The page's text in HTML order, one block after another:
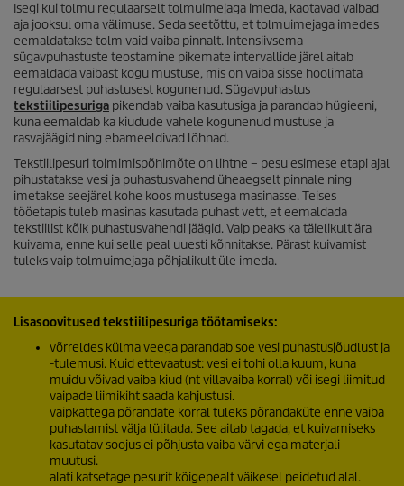
Isegi kui tolmu regulaarselt tolmuimejaga imeda, kaotavad vaibad
aja jooksul oma välimuse. Seda seetõttu, et tolmuimejaga imedes
eemaldatakse tolm vaid vaiba pinnalt. Intensiivsema
sügavpuhastuste teostamine pikemate intervallide järel aitab
eemaldada vaibast kogu mustuse, mis on vaiba sisse hoolimata
regulaarsest puhastusest kogunenud. Sügavpuhastus
tekstiilipesuriga pikendab vaiba kasutusiga ja parandab hügieeni,
kuna eemaldab ka kiudude vahele kogunenud mustuse ja
rasvajäägid ning ebameeldivad lõhnad.
Tekstiilipesuri toimimispõhimõte on lihtne – pesu esimese etapi ajal
pihustatakse vesi ja puhastusvahend üheaegselt pinnale ning
imetakse seejärel kohe koos mustusega masinasse. Teises
tööetapis tuleb masinas kasutada puhast vett, et eemaldada
tekstiilist kõik puhastusvahendi jäägid. Vaip peaks ka täielikult ära
kuivama, enne kui selle peal uuesti kõnnitakse. Pärast kuivamist
tuleks vaip tolmuimejaga põhjalikult üle imeda.
Lisasoovitused tekstiilipesuriga töötamiseks:
võrreldes külma veega parandab soe vesi puhastusjõudlust ja
-tulemusi. Kuid ettevaatust: vesi ei tohi olla kuum, kuna
muidu võivad vaiba kiud (nt villavaiba korral) või isegi liimitud
vaipade liimikiht saada kahjustusi.
vaipkattega põrandate korral tuleks põrandaküte enne vaiba
puhastamist välja lülitada. See aitab tagada, et kuivamiseks
kasutatav soojus ei põhjusta vaiba värvi ega materjali
muutusi.
alati katsetage pesurit kõigepealt väikesel peidetud alal.